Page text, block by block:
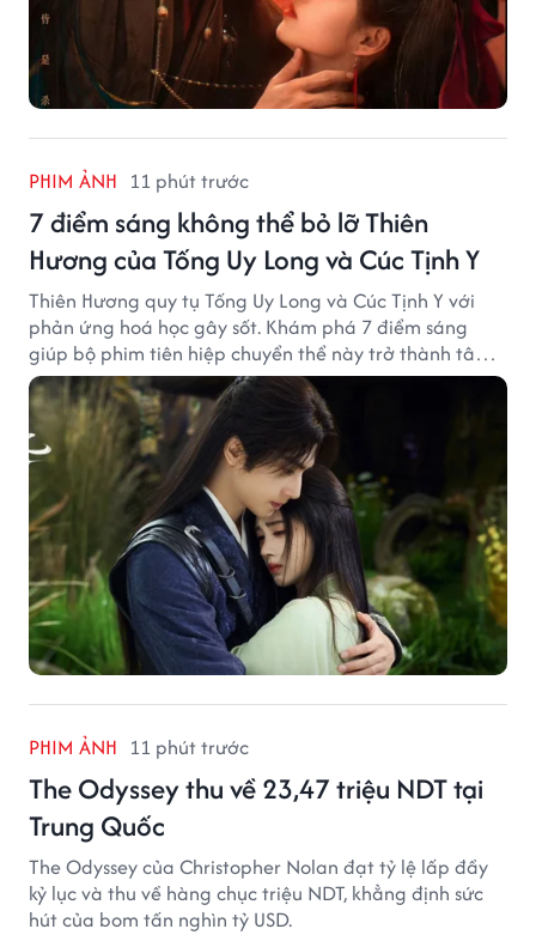
PHIM ẢNH 11 phút trước
7 điểm sáng không thể bỏ lỡ Thiên
Hương của Tống Uy Long và Cúc Tịnh Y
Thiên Hương quy tụ Tống Uy Long và Cúc Tịnh Y với
phản ứng hoá học gây sốt. Khám phá 7 điểm sáng
giúp bộ phim tiên hiệp chuyển thể này trở thành tâm
điểm chú ý.
PHIM ẢNH 11 phút trước
The Odyssey thu về 23,47 triệu NDT tại
Trung Quốc
The Odyssey của Christopher Nolan đạt tỷ lệ lấp đầy
kỷ lục và thu về hàng chục triệu NDT, khẳng định sức
hút của bom tấn nghìn tỷ USD.